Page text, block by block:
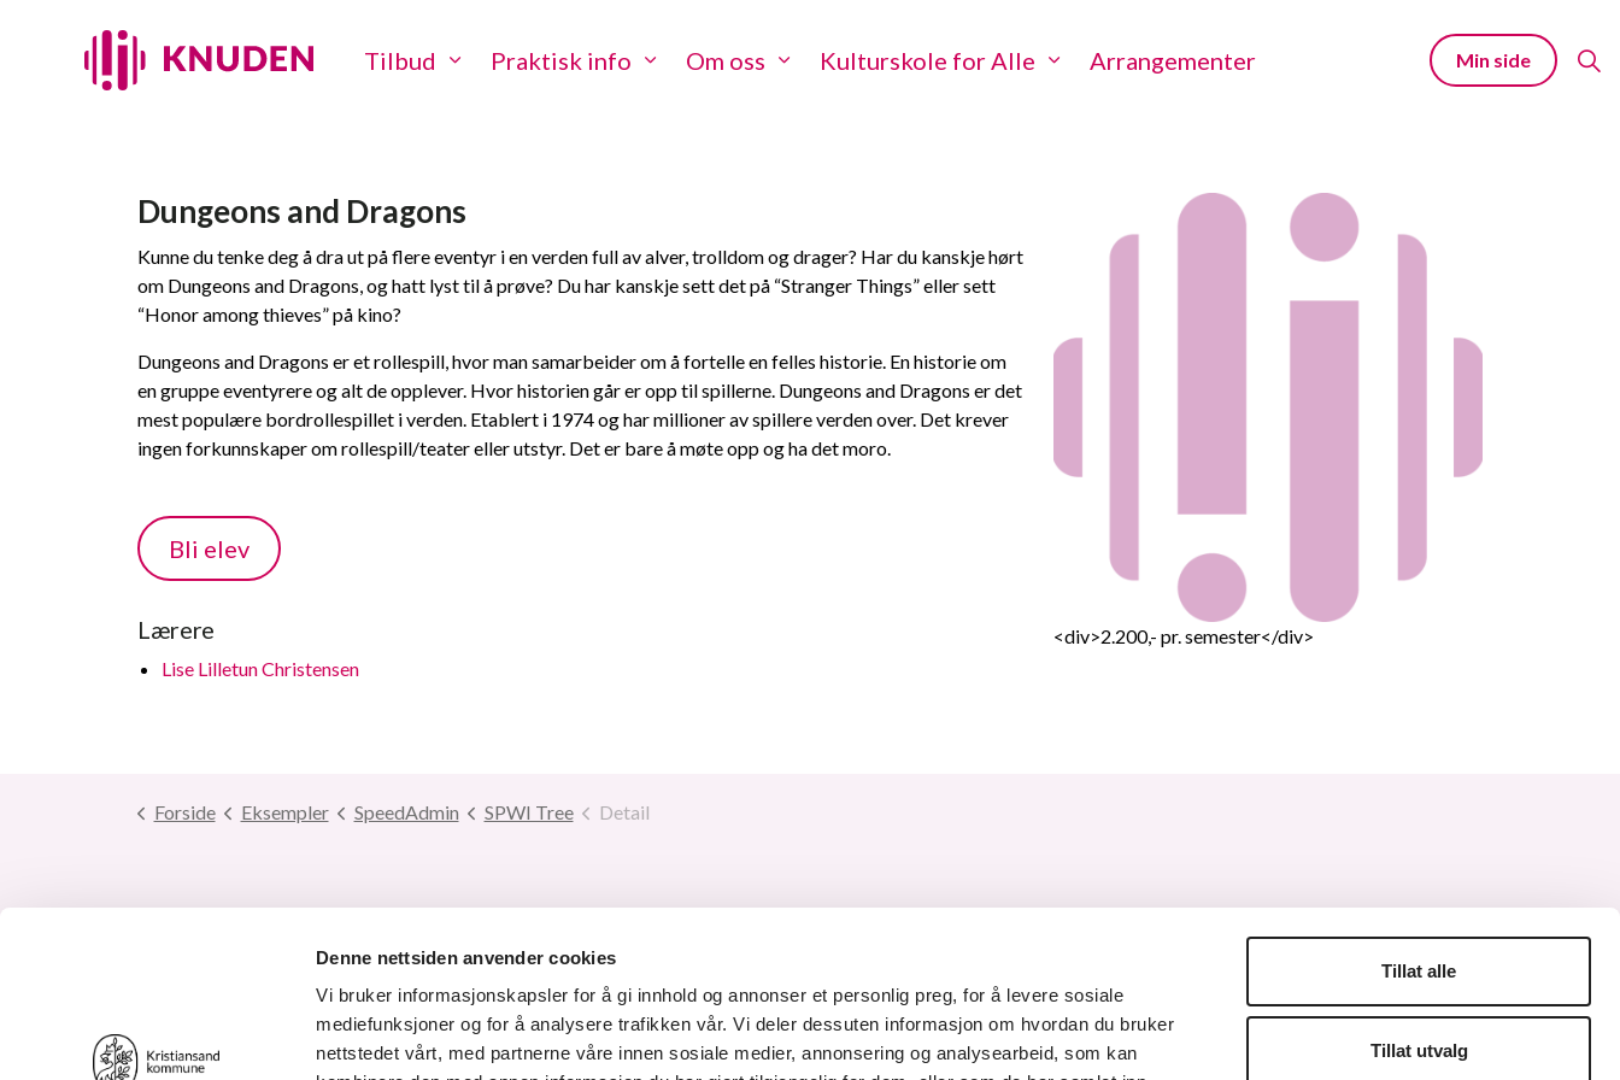
Denne nettsiden anvender cookies
Vi bruker informasjonskapsler for å gi innhold og annonser et personlig preg, for å levere sosiale
mediefunksjoner og for å analysere trafikken vår. Vi deler dessuten informasjon om hvordan du bruker
nettstedet vårt, med partnerne våre innen sosiale medier, annonsering og analysearbeid, som kan
Tillat alle
Tillat utvalg
Tilbud Praktisk info Om oss Kulturskole for Alle Arrangementer Min side
Dungeons and Dragons
Kunne du tenke deg å dra ut på flere eventyr i en verden full av alver, trolldom og drager? Har du kanskje hørt
om Dungeons and Dragons, og hatt lyst til å prøve? Du har kanskje sett det på “Stranger Things” eller sett
“Honor among thieves” på kino?
Dungeons and Dragons er et rollespill, hvor man samarbeider om å fortelle en felles historie. En historie om
en gruppe eventyrere og alt de opplever. Hvor historien går er opp til spillerne. Dungeons and Dragons er det
mest populære bordrollespillet i verden. Etablert i 1974 og har millioner av spillere verden over. Det krever
ingen forkunnskaper om rollespill/teater eller utstyr. Det er bare å møte opp og ha det moro.
Bli elev
Lærere
Lise Lilletun Christensen
<div>2.200,- pr. semester</div>
Forside Eksempler SpeedAdmin SPWI Tree Detail
Send e-post
Kulturskolen på YouTube
Kulturskolen på Instagram
Kulturskolen på Facebook
Kulturskolen på LinkedIn